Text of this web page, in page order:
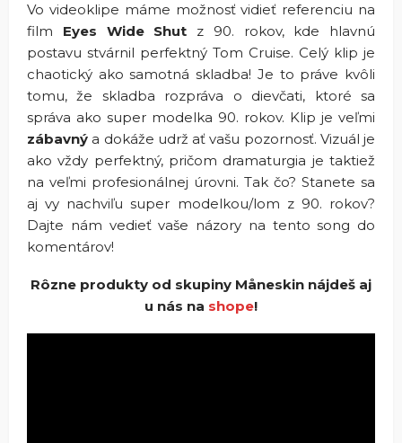
Vo videoklipe máme možnosť vidieť referenciu na
film Eyes Wide Shut z 90. rokov, kde hlavnú
postavu stvárnil perfektný Tom Cruise. Celý klip je
chaotický ako samotná skladba! Je to práve kvôli
tomu, že skladba rozpráva o dievčati, ktoré sa
správa ako super modelka 90. rokov. Klip je veľmi
zábavný a dokáže udrž ať vašu pozornosť. Vizuál je
ako vždy perfektný, pričom dramaturgia je taktiež
na veľmi profesionálnej úrovni. Tak čo? Stanete sa
aj vy nachviľu super modelkou/lom z 90. rokov?
Dajte nám vedieť vaše názory na tento song do
komentárov!
Rôzne produkty od skupiny Måneskin nájdeš aj
u nás na shope!